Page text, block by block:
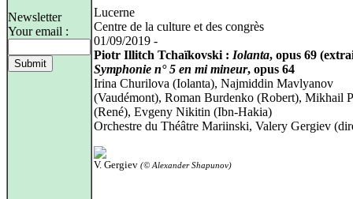
Newsletter
Your email :
Lucerne
Centre de la culture et des congrès
01/09/2019 -
Piotr Illitch Tchaïkovski : Iolanta, opus 69
Symphonie n° 5 en mi mineur, opus 64
Irina Churilova (Iolanta), Najmiddin Mavlyanov
(Vaudémont), Roman Burdenko (Robert), Mikhail
(René), Evgeny Nikitin (Ibn-Hakia)
Orchestre du Théâtre Mariinski, Valery Gergiev
V. Gergiev (© Alexander Shapunov)